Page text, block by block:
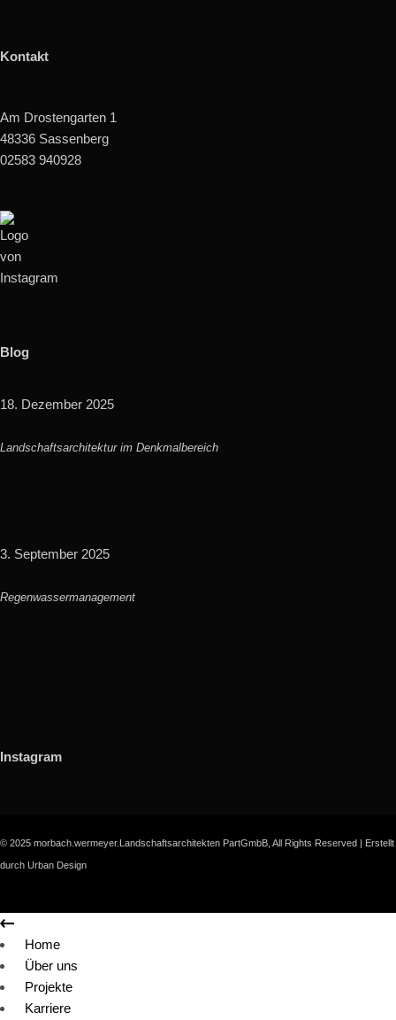
Kontakt
Am Drostengarten 1
48336 Sassenberg
02583 940928
Blog
18. Dezember 2025
Landschaftsarchitektur im Denkmalbereich
3. September 2025
Regenwassermanagement
Instagram
© 2025 morbach.wermeyer.Landschaftsarchitekten PartGmbB, All Rights Reserved | Erstellt
durch Urban Design
Home
Über uns
Projekte
Karriere